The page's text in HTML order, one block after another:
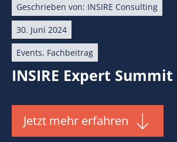
Geschrieben von: INSIRE Consulting
30. Juni 2024
Events, Fachbeitrag
INSIRE Expert Summit
Jetzt mehr erfahren